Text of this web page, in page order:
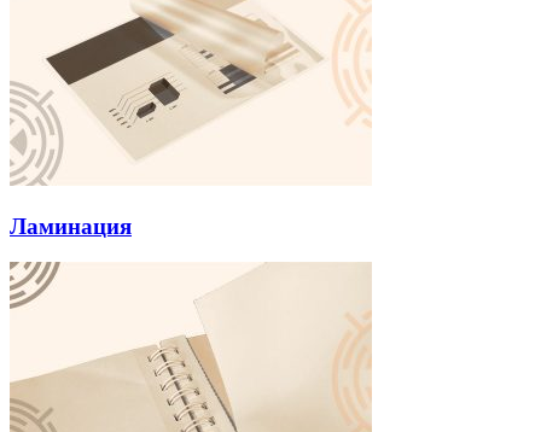
Ламинация